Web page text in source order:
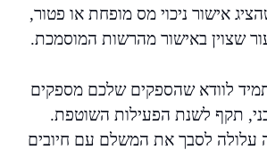
שהציג אישור ניכוי מס מופחת או פטור,
שצוין באישור מהרשות המוסמכת.
לוודא שהספקים שלכם מספקים
תקף לשנת הפעילות השוטפת.
עלולה לסבך את המשלם עם חיובים